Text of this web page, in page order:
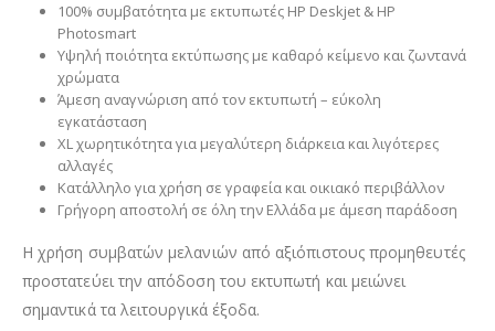
100% συμβατότητα με εκτυπωτές HP Deskjet & HP
Photosmart
Υψηλή ποιότητα εκτύπωσης με καθαρό κείμενο και ζωντανά
χρώματα
Άμεση αναγνώριση από τον εκτυπωτή – εύκολη
εγκατάσταση
XL χωρητικότητα για μεγαλύτερη διάρκεια και λιγότερες
αλλαγές
Κατάλληλο για χρήση σε γραφεία και οικιακό περιβάλλον
Γρήγορη αποστολή σε όλη την Ελλάδα με άμεση παράδοση
Η χρήση συμβατών μελανιών από αξιόπιστους προμηθευτές
προστατεύει την απόδοση του εκτυπωτή και μειώνει
σημαντικά τα λειτουργικά έξοδα.